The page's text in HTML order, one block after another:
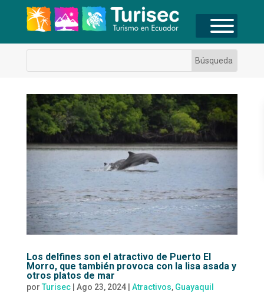
Los delfines son el atractivo de Puerto El
Morro, que también provoca con la lisa asada y
otros platos de mar
por Turisec| Ago 23, 2024| Atractivos, Guayaquil